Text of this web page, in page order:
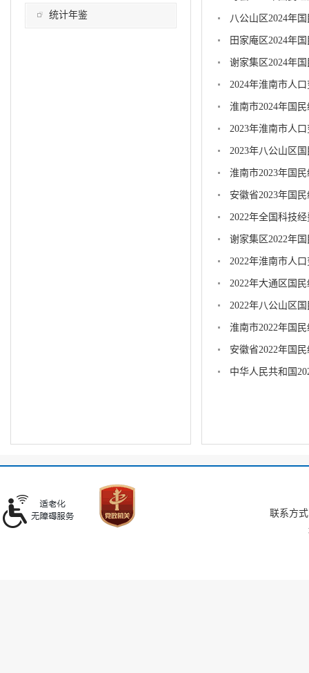
统计年鉴 八公山区2024年
田家庵区2024年
谢家集区2024年
2024年淮南市人
淮南市2024年国
2023年淮南市人
2023年八公山区
淮南市2023年国
安徽省2023年国
2022年全国科技
谢家集区2022年
2022年淮南市人
2022年大通区国
2022年八公山区
淮南市2022年国
安徽省2022年国
中华人民共和国
联系方